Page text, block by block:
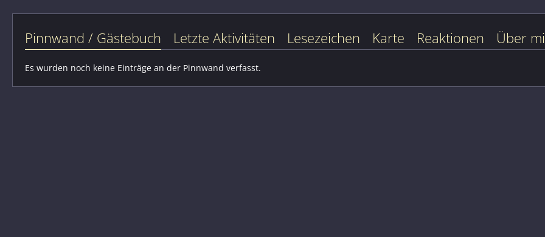
Pinnwand / Gästebuch Letzte Aktivitäten Lesezeichen Karte Reaktionen Über
Es wurden noch keine Einträge an der Pinnwand verfasst.